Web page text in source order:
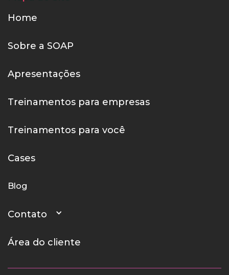
Home
Sobre a SOAP
Apresentações
Treinamentos para empresas
Treinamentos para você
Cases
Blog
Contato
Área do cliente